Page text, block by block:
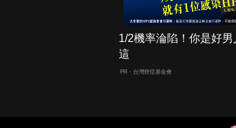
1/2機率淪陷！你是好
這
PR・台灣癌症基金會